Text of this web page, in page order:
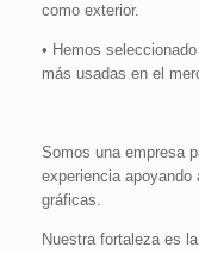
16x24
cantidad
como exterior.
• Hemos
más usadas en el
Somos una empresa
experiencia
gráficas.
Nuestra fortaleza es